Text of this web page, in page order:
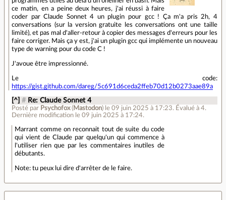
ce matin, en a peine deux heures, j'ai réussi à faire
coder par Claude Sonnet 4 un plugin pour gcc ! Ça m'a pris 2h, 4
conversations (sur la version gratuite les conversations ont une taille
limité), et pas mal d'aller-retour à copier des messages d'erreurs pour les
faire corriger. Mais ça y est, j'ai un plugin gcc qui implémente un nouveau
type de warning pour du code C !
J'avoue être impressionné.
Le code:
https://gist.github.com/dareg/5c691d6ceda2ffeb70d12b0273aae89a
[^] # Re: Claude Sonnet 4
Posté par Psychofox( Mastodon) le 09 juin 2025 à 17:23. Évalué à4.
Dernière modification le 09 juin 2025 à 17:24.
Marrant comme on reconnait tout de suite du code
qui vient de Claude par quelqu'un qui commence à
l'utiliser rien que par les commentaires inutiles de
débutants.
Note: tu peux lui dire d'arrêter de le faire.